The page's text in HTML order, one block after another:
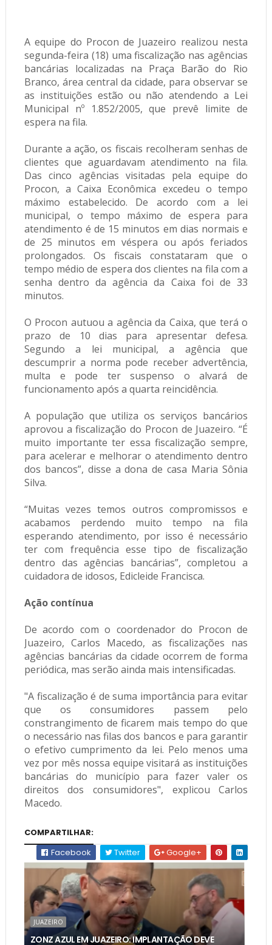
A equipe do Procon de Juazeiro realizou nesta
segunda-feira (18) uma fiscalização nas agências
bancárias localizadas na Praça Barão do Rio
Branco, área central da cidade, para observar se
as instituições estão ou não atendendo a Lei
Municipal nº 1.852/2005, que prevê limite de
espera na fila.
Durante a ação, os fiscais recolheram senhas de
clientes que aguardavam atendimento na fila.
Das cinco agências visitadas pela equipe do
Procon, a Caixa Econômica excedeu o tempo
máximo estabelecido. De acordo com a lei
municipal, o tempo máximo de espera para
atendimento é de 15 minutos em dias normais e
de 25 minutos em véspera ou após feriados
prolongados. Os fiscais constataram que o
tempo médio de espera dos clientes na fila com a
senha dentro da agência da Caixa foi de 33
minutos.
O Procon autuou a agência da Caixa, que terá o
prazo de 10 dias para apresentar defesa.
Segundo a lei municipal, a agência que
descumprir a norma pode receber advertência,
multa e pode ter suspenso o alvará de
funcionamento após a quarta reincidência.
A população que utiliza os serviços bancários
aprovou a fiscalização do Procon de Juazeiro. “É
muito importante ter essa fiscalização sempre,
para acelerar e melhorar o atendimento dentro
dos bancos”, disse a dona de casa Maria Sônia
Silva.
“Muitas vezes temos outros compromissos e
acabamos perdendo muito tempo na fila
esperando atendimento, por isso é necessário
ter com frequência esse tipo de fiscalização
dentro das agências bancárias”, completou a
cuidadora de idosos, Edicleide Francisca.
Ação contínua
De acordo com o coordenador do Procon de
Juazeiro, Carlos Macedo, as fiscalizações nas
agências bancárias da cidade ocorrem de forma
periódica, mas serão ainda mais intensificadas.
"A fiscalização é de suma importância para evitar
que os consumidores passem pelo
constrangimento de ficarem mais tempo do que
o necessário nas filas dos bancos e para garantir
o efetivo cumprimento da lei. Pelo menos uma
vez por mês nossa equipe visitará as instituições
bancárias do município para fazer valer os
direitos dos consumidores", explicou Carlos
Macedo.
COMPARTILHAR:
Facebook
Twitter Google+
JUAZEIRO
ZONZ AZUL EM JUAZEIRO: IMPLANTAÇÃO DEVE